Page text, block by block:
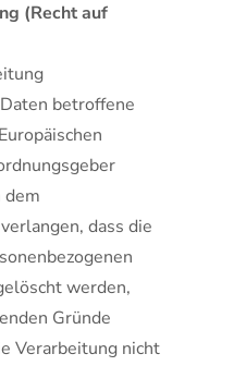
(Recht auf
betroffene
dem
dass die
werden,
Gründe
Verarbeitung nicht